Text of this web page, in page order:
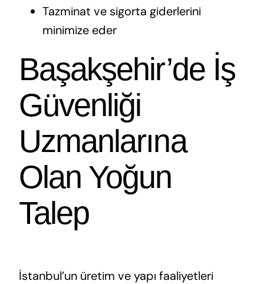
Tazminat ve sigorta giderlerini
minimize eder
Başakşehir’de İş
Güvenliği
Uzmanlarına
Olan Yoğun
Talep
İstanbul’un üretim ve yapı faaliyetleri